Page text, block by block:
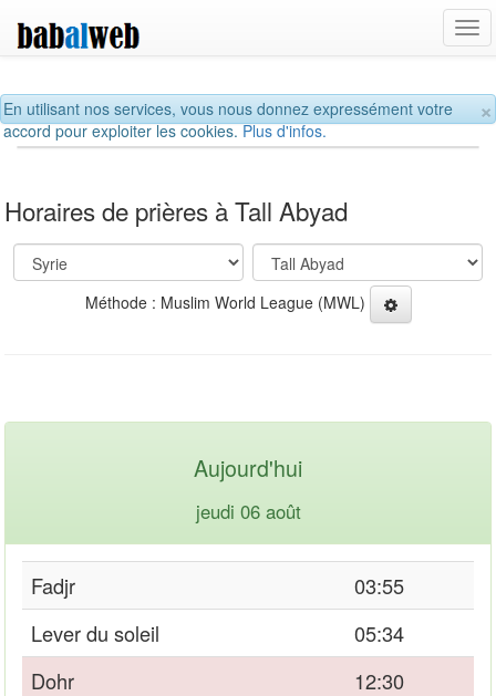
×
En utilisant nos services, vous nous donnez expressément votre
accord pour exploiter les cookies.Plus d'infos.
Horaires de prières à Tall Abyad
Méthode : Muslim World League (MWL)
Aujourd'hui
jeudi 06 août
Fadjr
03:55
Lever du soleil
05:34
Dohr
12:30